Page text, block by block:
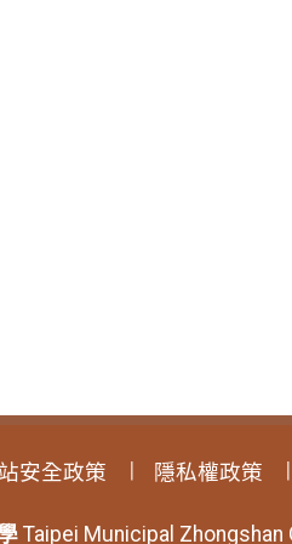
安全政策 隱私權政策
Taipei Municipal Zhongshan